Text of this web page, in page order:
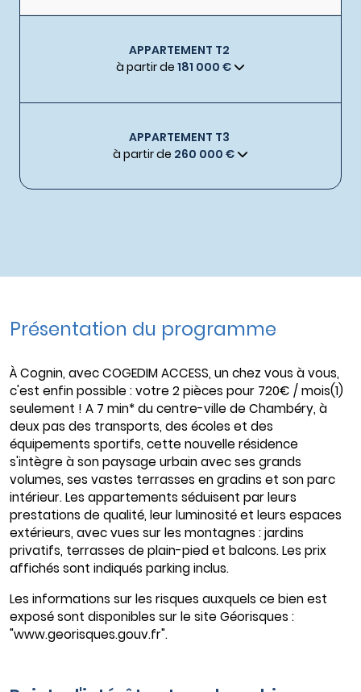
APPARTEMENT T2
à partir de 181 000 €
APPARTEMENT T3
à partir de 260 000 €
Présentation du programme
À Cognin, avec COGEDIM ACCESS, un chez vous à vous,
c'est enfin possible : votre 2 pièces pour 720€ / mois(1)
seulement ! A 7 min* du centre-ville de Chambéry, à
deux pas des transports, des écoles et des
équipements sportifs, cette nouvelle résidence
s'intègre à son paysage urbain avec ses grands
volumes, ses vastes terrasses en gradins et son parc
intérieur. Les appartements séduisent par leurs
prestations de qualité, leur luminosité et leurs espaces
extérieurs, avec vues sur les montagnes : jardins
privatifs, terrasses de plain-pied et balcons. Les prix
affichés sont indiqués parking inclus.
Les informations sur les risques auxquels ce bien est
exposé sont disponibles sur le site Géorisques :
"www.georisques.gouv.fr".